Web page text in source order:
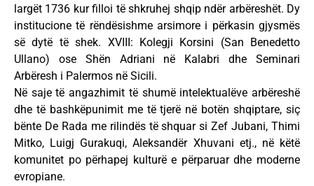
largët 1736 kur filloi të shkruhej shqip ndër arbëreshët. Dy
institucione të rëndësishme arsimore i përkasin gjysmës
së dytë të shek. XVIII: Kolegji Korsini (San Benedetto
Ullano) ose Shën Adriani në Kalabri dhe Seminari
Arbëresh i Palermos në Sicili.
Në saje të angazhimit të shumë intelektualëve arbëreshë
dhe të bashkëpunimit me të tjerë në botën shqiptare, siç
bënte De Rada me rilindës të shquar si Zef Jubani, Thimi
Mitko, Luigj Gurakuqi, Aleksandër Xhuvani etj., në këtë
komunitet po përhapej kulturë e përparuar dhe moderne
evropiane.